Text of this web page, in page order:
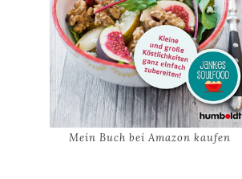
Mein Buch bei Amazon kaufen